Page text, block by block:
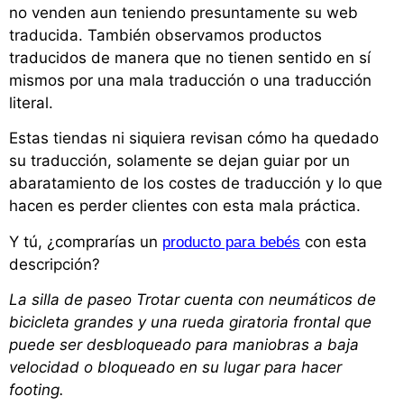
no venden aun teniendo presuntamente su web
traducida. También observamos productos
traducidos de manera que no tienen sentido en sí
mismos por una mala traducción o una traducción
literal.
Estas tiendas ni siquiera revisan cómo ha quedado
su traducción, solamente se dejan guiar por un
abaratamiento de los costes de traducción y lo que
hacen es perder clientes con esta mala práctica.
Y tú, ¿comprarías un producto para bebés con esta
descripción?
La silla de paseo Trotar cuenta con neumáticos de
bicicleta grandes y una rueda giratoria frontal que
puede ser desbloqueado para maniobras a baja
velocidad o bloqueado en su lugar para hacer
footing.